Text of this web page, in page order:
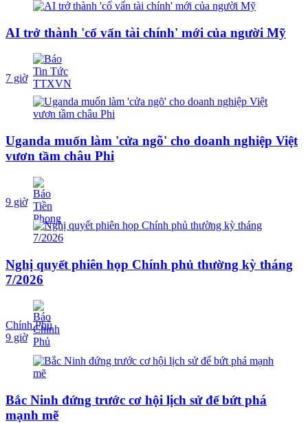
AI trở thành 'cố vấn tài chính' mới của người Mỹ
7 giờ
Uganda muốn làm 'cửa ngõ' cho doanh nghiệp Việt
vươn tầm châu Phi
9 giờ
Nghị quyết phiên họp Chính phủ thường kỳ tháng
7/2026
Chính Phủ
9 giờ
Bắc Ninh đứng trước cơ hội lịch sử để bứt phá
mạnh mẽ